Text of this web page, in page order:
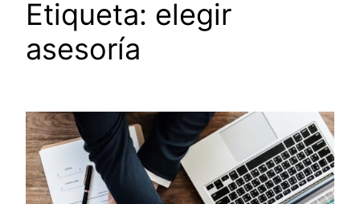
Etiqueta: elegir
asesoría